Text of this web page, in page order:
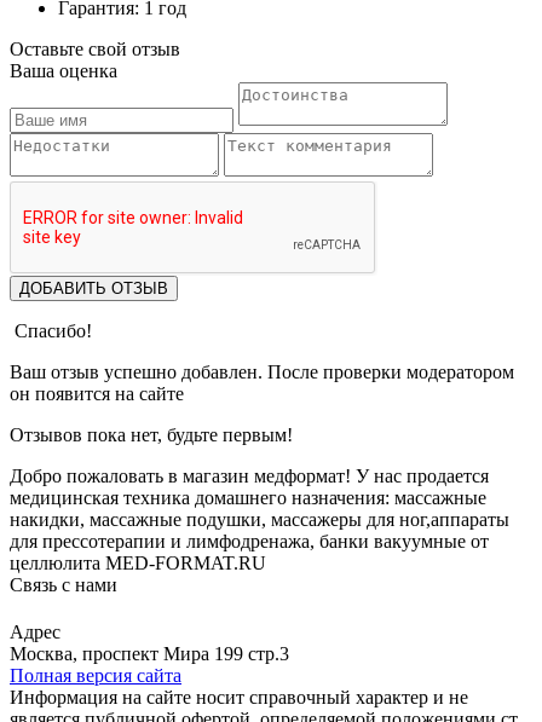
Гарантия: 1 год
Оставьте свой отзыв
Ваша оценка
ДОБАВИТЬ ОТЗЫВ
Спасибо!
Ваш отзыв успешно добавлен. После проверки модератором
он появится на сайте
Отзывов пока нет, будьте первым!
Добро пожаловать в магазин медформат! У нас продается
медицинская техника домашнего назначения: массажные
накидки, массажные подушки, массажеры для ног,аппараты
для прессотерапии и лимфодренажа, банки вакуумные от
целлюлита MED-FORMAT.RU
Связь с нами
Адрес
Москва, проспект Мира 199 стр.3
Полная версия сайта
Информация на сайте носит справочный характер и не